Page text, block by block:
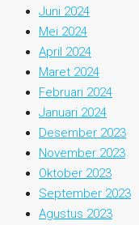
Juni 2024
Mei 2024
April 2024
Maret 2024
Februari 2024
Januari 2024
Desember 2023
November 2023
Oktober 2023
September 2023
Agustus 2023